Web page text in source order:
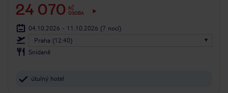
24 070
KČ
OSOBA
04.10.2026 - 11.10.2026 (7 nocí)
Praha (12:40)
Snídaně
útulný hotel